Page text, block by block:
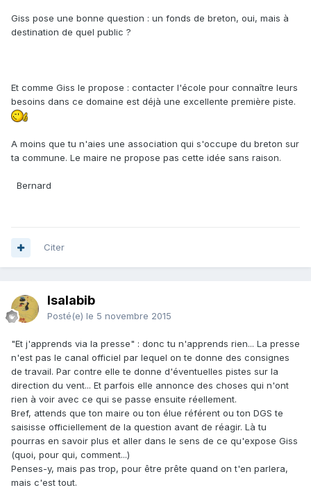
Giss pose une bonne question : un fonds de breton, oui, mais à
destination de quel public ?
Et comme Giss le propose : contacter l'école pour connaître leurs
besoins dans ce domaine est déjà une excellente première piste.
A moins que tu n'aies une association qui s'occupe du breton sur
ta commune. Le maire ne propose pas cette idée sans raison.
Bernard
Citer
Isalabib
Posté(e) le 5 novembre 2015
"Et j'apprends via la presse" : donc tu n'apprends rien... La presse
n'est pas le canal officiel par lequel on te donne des consignes
de travail. Par contre elle te donne d'éventuelles pistes sur la
direction du vent... Et parfois elle annonce des choses qui n'ont
rien à voir avec ce qui se passe ensuite réellement.
Bref, attends que ton maire ou ton élue référent ou ton DGS te
saisisse officiellement de la question avant de réagir. Là tu
pourras en savoir plus et aller dans le sens de ce qu'expose Giss
(quoi, pour qui, comment...)
Penses-y, mais pas trop, pour être prête quand on t'en parlera,
mais c'est tout.